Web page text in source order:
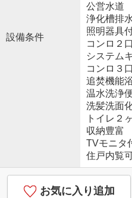
設備条件
公営水道
浄化槽排
照明器具
コンロ２
システム
コンロ３口
追焚機能
温水洗浄
洗髪洗面
トイレ２
収納豊富
TVモニタ
住戸内覧
お気に入り追加